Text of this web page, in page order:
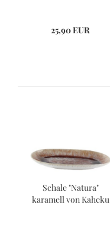
25,90 EUR
Schale "Natura"
karamell von Kaheku